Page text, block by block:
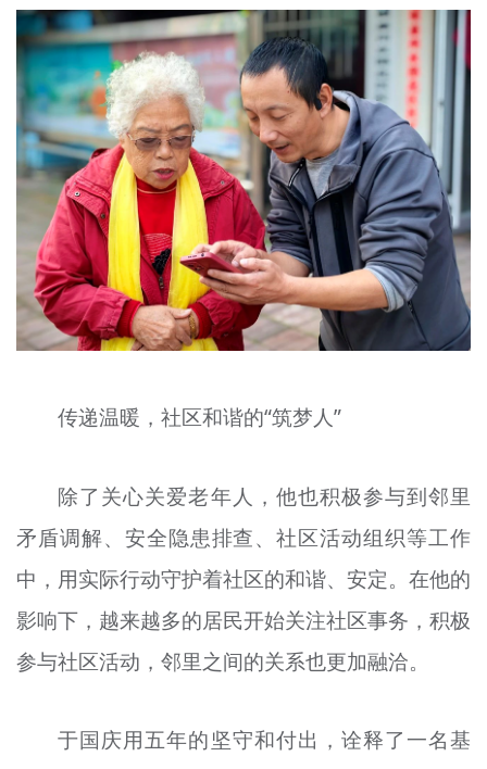
传递温暖，社区和谐的“筑梦人”
除了关心关爱老年人，他也积极参与到邻里
矛盾调解、安全隐患排查、社区活动组织等工作
中，用实际行动守护着社区的和谐、安定。在他的
影响下，越来越多的居民开始关注社区事务，积极
参与社区活动，邻里之间的关系也更加融洽。
于国庆用五年的坚守和付出，诠释了一名基